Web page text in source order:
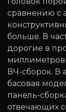
сравнению с
больше. В
дорогие в
ВЧ-сборок. В
басовая
панель-
отвечающих